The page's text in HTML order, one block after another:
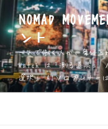
ン
テ
ン
ツ
へ
ス
NOMAD
ント
一人で働く人が、身体
Watch は「測る道具」
選択」 AIソロプレナー